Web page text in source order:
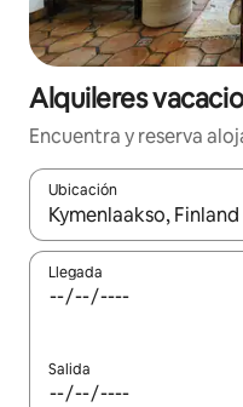
Alquileres
Encuentra y reserva
Ubicación
Cuando los resultados
Llegada
Salida